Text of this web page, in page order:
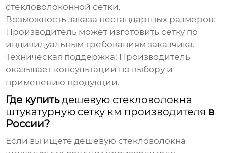
стекловолоконной сетки.
Возможность заказа нестандартных размеров:
Производитель может изготовить сетку по
индивидуальным требованиям заказчика.
Техническая поддержка: Производитель
оказывает консультации по выбору и
применению продукции.
Где купитьдешевую стекловолокна
штукатурную сетку км производителя в
России?
Если вы ищетедешевую стекловолокна